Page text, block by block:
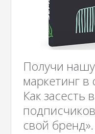
Получи
маркетинг в
Как засесть
свой бренд».